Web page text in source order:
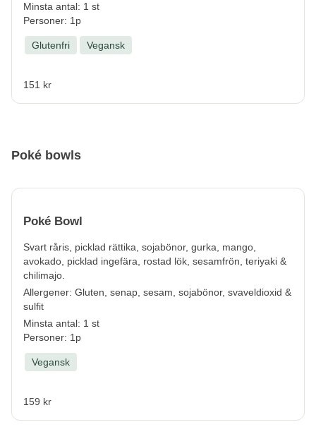
Minsta antal: 1 st
Personer: 1p
Glutenfri Vegansk
151 kr
Poké bowls
Poké Bowl
Svart råris, picklad rättika, sojabönor, gurka, mango,
avokado, picklad ingefära, rostad lök, sesamfrön, teriyaki &
chilimajo.
Allergener: Gluten, senap, sesam, sojabönor, svaveldioxid &
sulfit
Minsta antal: 1 st
Personer: 1p
Vegansk
159 kr